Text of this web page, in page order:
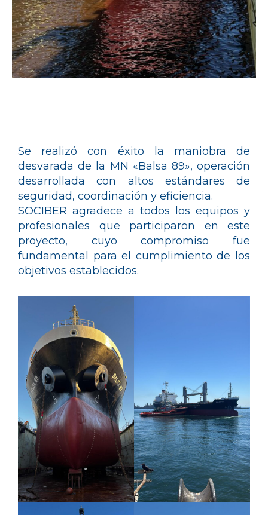
Se realizó con éxito la maniobra de
desvarada de la MN «Balsa 89», operación
desarrollada con altos estándares de
seguridad, coordinación y eficiencia.
SOCIBER agradece a todos los equipos y
profesionales que participaron en este
proyecto, cuyo compromiso fue
fundamental para el cumplimiento de los
objetivos establecidos.